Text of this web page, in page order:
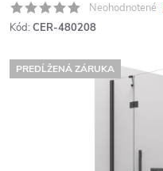
Neohodnotené
Kód: CER-480208
PREDĹŽENÁ ZÁRUKA